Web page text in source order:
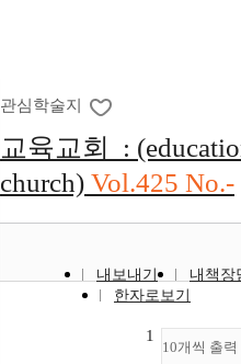
관심학술지
교육교회 :
church) Vol.425 No.-
내보내기
내책장
한자로보기
10개씩 출력
1